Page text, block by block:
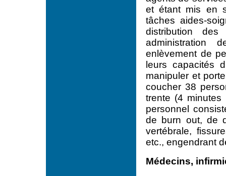
et étant mis en
tâches aides-
distribution
administration
enlèvement de
leurs capacités
manipuler et
coucher 38
trente (4
personnel
de burn out, de
vertébrale,
etc., engendrant
Médecins,